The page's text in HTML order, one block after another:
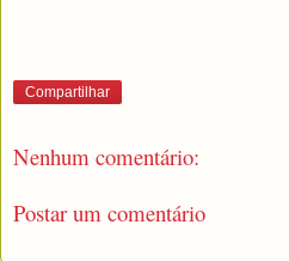
Compartilhar
Nenhum comentário:
Postar um comentário